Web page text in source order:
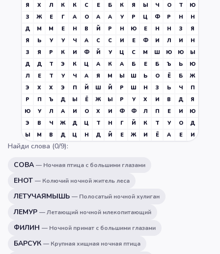
Я
Х Л К К С Е Б К Я Ы Ч О Т
Ю
З
Ж Е Г А О А А У Р Ц Ф Р Н
Н
Д
М М Е Н В Й Р Н Ю Е Н Н З
Я
Я
Ь У У Ч А С С И Е Ф И Л И
Н
З
Я Р К И Ф Й У Ц С М Ш Ю Ю
Ы
Д
Д Т Э К Ц А К А Б Е Б Ъ Ь
Ю
Л
Е Т У Ч А Я М Ы Ш Ь О Ё Б
Ж
Э
Х Х Э П Й Ш Й Р Ш Н З Ь Ч
П
Р
П Ъ Д Ы Ё Ж Ы Р У Х И В Д
Я
Ю
У Л А И О Х И Ф Ф Л П Е И
Ю
Э
В Ч Ж Д Ц Т Н Г Й К Т У О
Д
Ы
М В Д Ц Н Д Й Е Ж И Ё А Е И
Найди слова (0/9):
СОВА — Ночная птица с большими глазами
ЕНОТ — Колючий ночной житель леса
ЛЕТУЧАЯМЫШЬ — Полосатый ночной хулиган
ЛЕМУР —Летающий ночной млекопитающий
ФИЛИН — Ночной примат с большими глазами
БАРСУК — Крупная хищная ночная птица